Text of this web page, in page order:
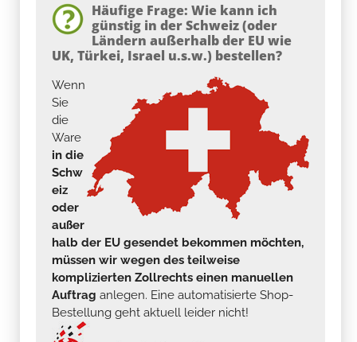
Häufige Frage: Wie kann ich
günstig in der Schweiz (oder
Ländern außerhalb der EU wie
UK, Türkei, Israel u.s.w.) bestellen?
Wenn
Sie
die
Ware
in die
Schw
eiz
oder
außer
halb der EU gesendet bekommen möchten,
müssen wir wegen des teilweise
komplizierten Zollrechts einen manuellen
Auftrag anlegen. Eine automatisierte Shop-
Bestellung geht aktuell leider nicht!